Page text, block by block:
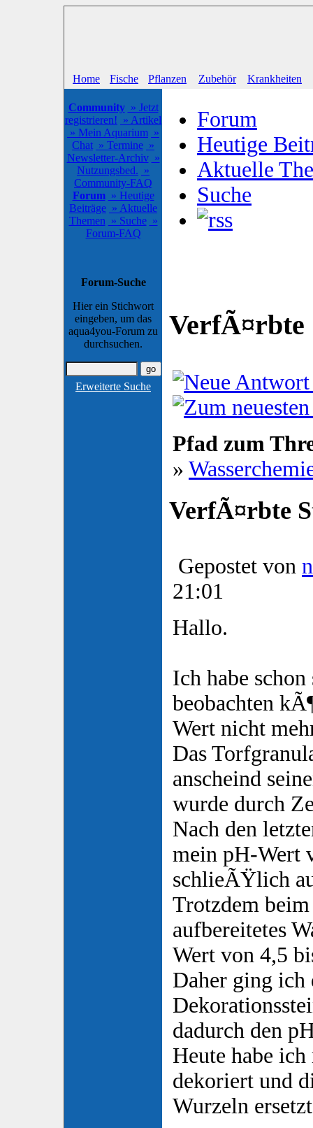
Home Fische Pflanzen Zubehör Krankheiten
Community » Jetzt
registrieren! » Artikel
» Mein Aquarium »
Chat » Termine »
Newsletter-Archiv »
Nutzungsbed. »
Community-FAQ
Forum » Heutige
Beiträge » Aktuelle
Themen » Suche »
Forum-FAQ
Forum-Suche
Hier ein Stichwort
eingeben, um das
aqua4you-Forum zu
durchsuchen.
Erweiterte Suche
Forum
Heutige
Aktuelle
Suche
VerfÃ¤rbte
Pfad zum
»
VerfÃ¤rbte
Gepostet von
21:01
Hallo.
Ich habe
beobachten
Wert nicht
Das
anscheind
wurde durch
Nach den
mein pH-Wert
schlieÃŸlich
Trotzdem beim
aufbereitetes
Wert von 4,5
Daher ging ich
dadurch den
Heute habe
dekoriert und
Wurzeln